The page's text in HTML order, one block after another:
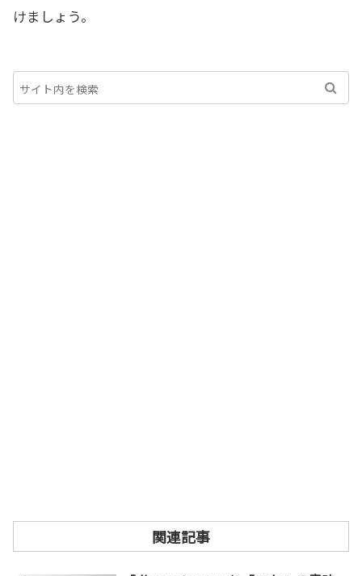
けましょう。
関連記事